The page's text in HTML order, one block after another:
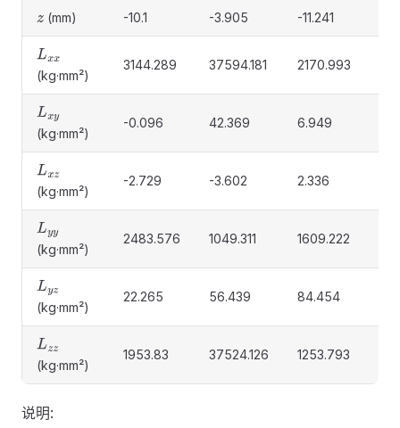
z (mm) -10.1 -3.905 -11.241
Lxx
(kg·mm²)
3144.289 37594.181 2170.993
Lxy
(kg·mm²)
-0.096 42.369 6.949
Lxz
(kg·mm²)
-2.729 -3.602 2.336
Lyy
(kg·mm²)
2483.576 1049.311 1609.222
Lyz
(kg·mm²)
22.265 56.439 84.454
Lzz
(kg·mm²)
1953.83 37524.126 1253.793
说明: